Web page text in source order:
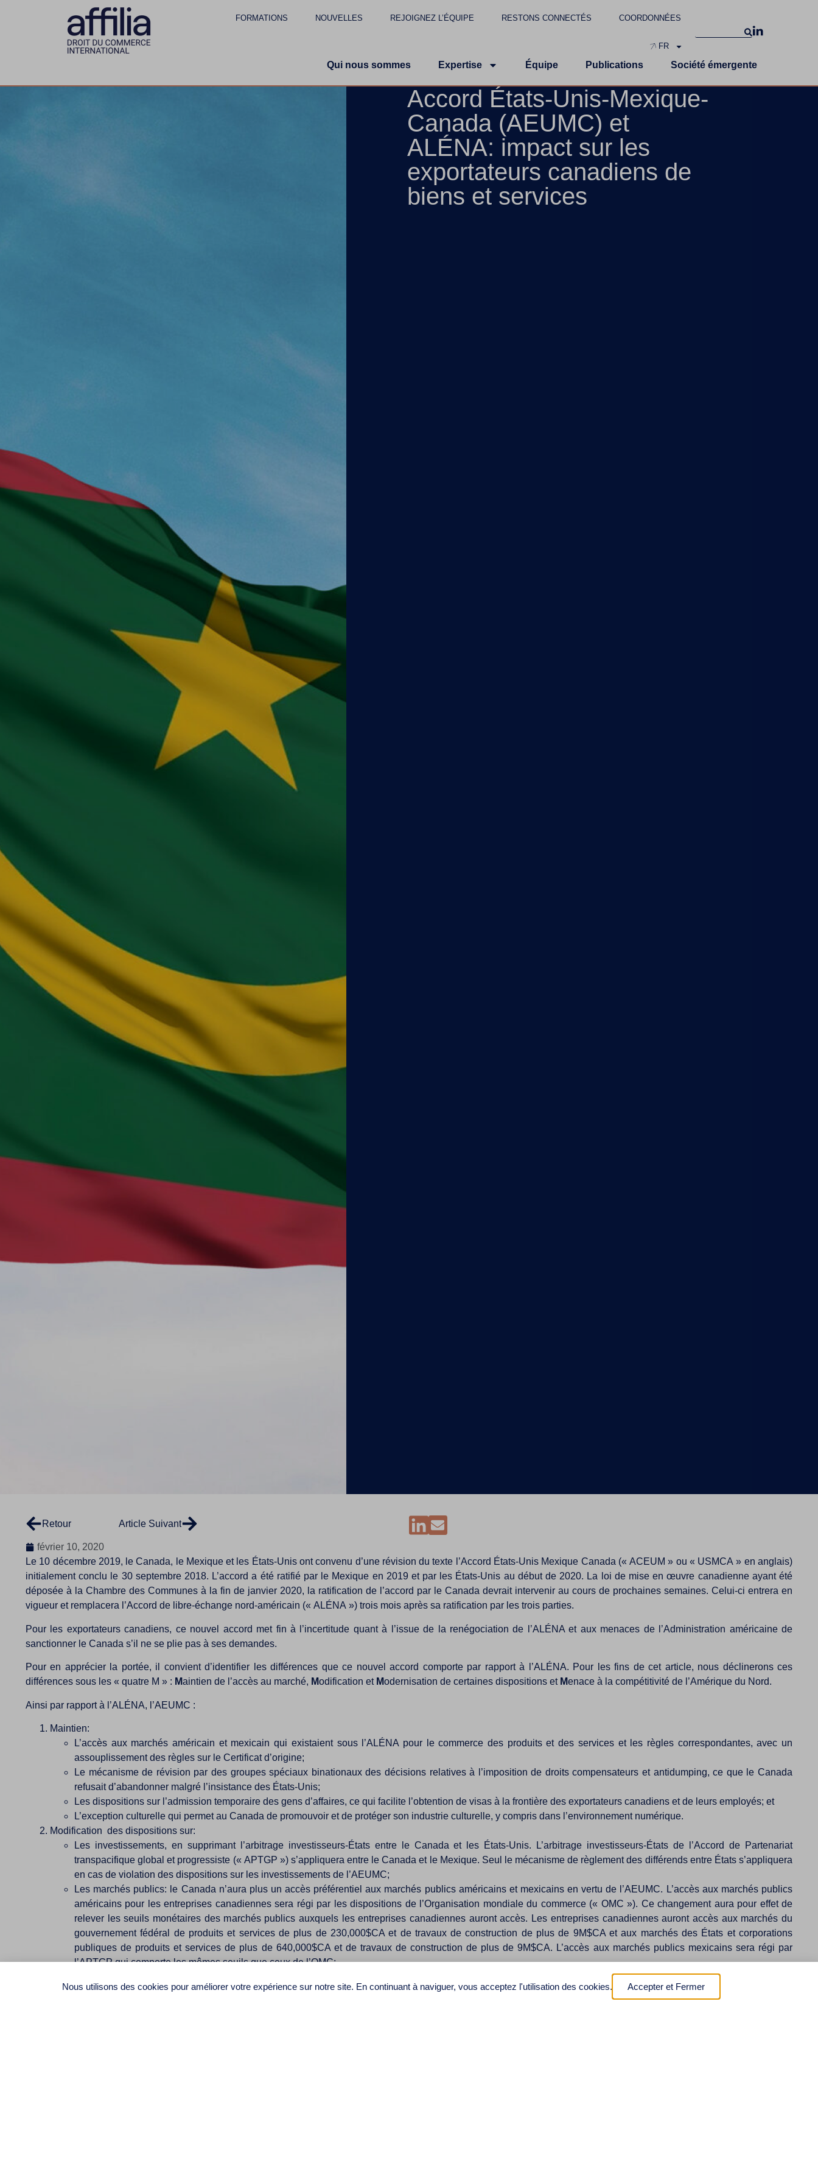
FORMATIONS NOUVELLES REJOIGNEZ L’ÉQUIPE RESTONS CONNECTÉS COORDONNÉES
FR
Qui nous sommes Expertise Équipe Publications Société émergente
Accord États-Unis-Mexique-
Canada (AEUMC) et
ALÉNA: impact sur les
exportateurs canadiens de
biens et services
Retour Article Suivant
février 10, 2020
Le 10 décembre 2019, le Canada, le Mexique et les États-Unis ont convenu d’une révision du texte l’Accord États-Unis Mexique Canada (« ACEUM » ou « USMCA » en anglais)
initialement conclu le 30 septembre 2018. L’accord a été ratifié par le Mexique en 2019 et par les États-Unis au début de 2020. La loi de mise en œuvre canadienne ayant été
déposée à la Chambre des Communes à la fin de janvier 2020, la ratification de l’accord par le Canada devrait intervenir au cours de prochaines semaines. Celui-ci entrera en
vigueur et remplacera l’Accord de libre-échange nord-américain (« ALÉNA ») trois mois après sa ratification par les trois parties.
Pour les exportateurs canadiens, ce nouvel accord met fin à l’incertitude quant à l’issue de la renégociation de l’ALÉNA et aux menaces de l’Administration américaine de
sanctionner le Canada s’il ne se plie pas à ses demandes.
Pour en apprécier la portée, il convient d’identifier les différences que ce nouvel accord comporte par rapport à l’ALÉNA. Pour les fins de cet article, nous déclinerons ces
différences sous les « quatre M » : Maintien de l’accès au marché, Modification et Modernisation de certaines dispositions et Menace à la compétitivité de l’Amérique du Nord.
Ainsi par rapport à l’ALÉNA, l’AEUMC :
Maintien:
L’accès aux marchés américain et mexicain qui existaient sous l’ALÉNA pour le commerce des produits et des services et les règles correspondantes, avec un
assouplissement des règles sur le Certificat d’origine;
Le mécanisme de révision par des groupes spéciaux binationaux des décisions relatives à l’imposition de droits compensateurs et antidumping, ce que le Canada
refusait d’abandonner malgré l’insistance des États-Unis;
Les dispositions sur l’admission temporaire des gens d’affaires, ce qui facilite l’obtention de visas à la frontière des exportateurs canadiens et de leurs employés; et
L’exception culturelle qui permet au Canada de promouvoir et de protéger son industrie culturelle, y compris dans l’environnement numérique.
Modification des dispositions sur:
Les investissements, en supprimant l’arbitrage investisseurs-États entre le Canada et les États-Unis. L’arbitrage investisseurs-États de l’Accord de Partenariat
transpacifique global et progressiste (« APTGP ») s’appliquera entre le Canada et le Mexique. Seul le mécanisme de règlement des différends entre États s’appliquera
en cas de violation des dispositions sur les investissements de l’AEUMC;
Les marchés publics: le Canada n’aura plus un accès préférentiel aux marchés publics américains et mexicains en vertu de l’AEUMC. L’accès aux marchés publics
américains pour les entreprises canadiennes sera régi par les dispositions de l’Organisation mondiale du commerce (« OMC »). Ce changement aura pour effet de
relever les seuils monétaires des marchés publics auxquels les entreprises canadiennes auront accès. Les entreprises canadiennes auront accès aux marchés du
gouvernement fédéral de produits et services de plus de 230,000$CA et de travaux de construction de plus de 9M$CA et aux marchés des États et corporations
publiques de produits et services de plus de 640,000$CA et de travaux de construction de plus de 9M$CA. L’accès aux marchés publics mexicains sera régi par
l’APTGP qui comporte les mêmes seuils que ceux de l’OMC;
La propriété intellectuelle en haussant la durée de protection des droits d’auteur de 50 à 70 ans après la mort pour les œuvres littéraires et artistiques, et de 70 à 75 ans
pour les interprètes et enregistrements sonores. Les nouvelles dispositions prévoient l’imposition de dommages préétablis pour contrer la contrefaçon et le
Accepter et Fermer
Nous utilisons des cookies pour améliorer votre expérience sur notre site. En continuant à naviguer, vous acceptez l'utilisation des cookies.